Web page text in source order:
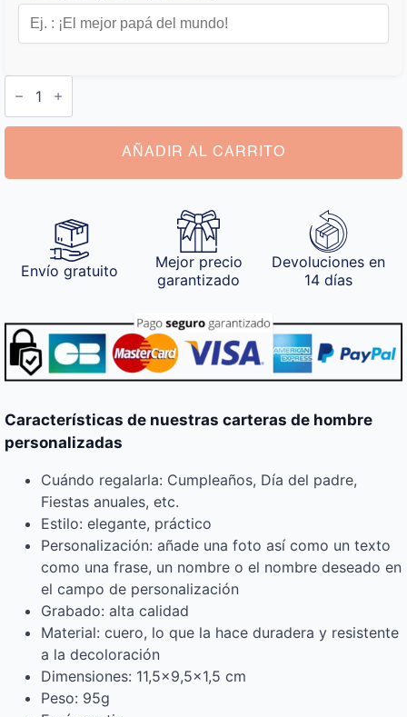
Carteras
de
Hombre
Personalizadas
AÑADIR AL CARRITO
Envío gratuito
Mejor precio
garantizado
Devoluciones en
14 días
Características de nuestras carteras de hombre
personalizadas
Cuándo regalarla: Cumpleaños, Día del padre,
Fiestas anuales, etc.
Estilo: elegante, práctico
Personalización: añade una foto así como un texto
como una frase, un nombre o el nombre deseado en
el campo de personalización
Grabado: alta calidad
Material: cuero, lo que la hace duradera y resistente
a la decoloración
Dimensiones: 11,5×9,5×1,5 cm
Peso: 95g